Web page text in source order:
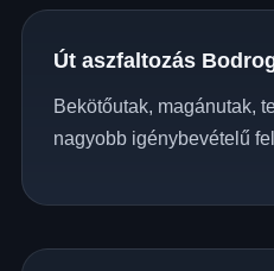
Út aszfaltozás
Bekötőutak, magánutak,
nagyobb igénybevételű